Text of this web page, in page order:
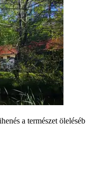
a természet öleléséb